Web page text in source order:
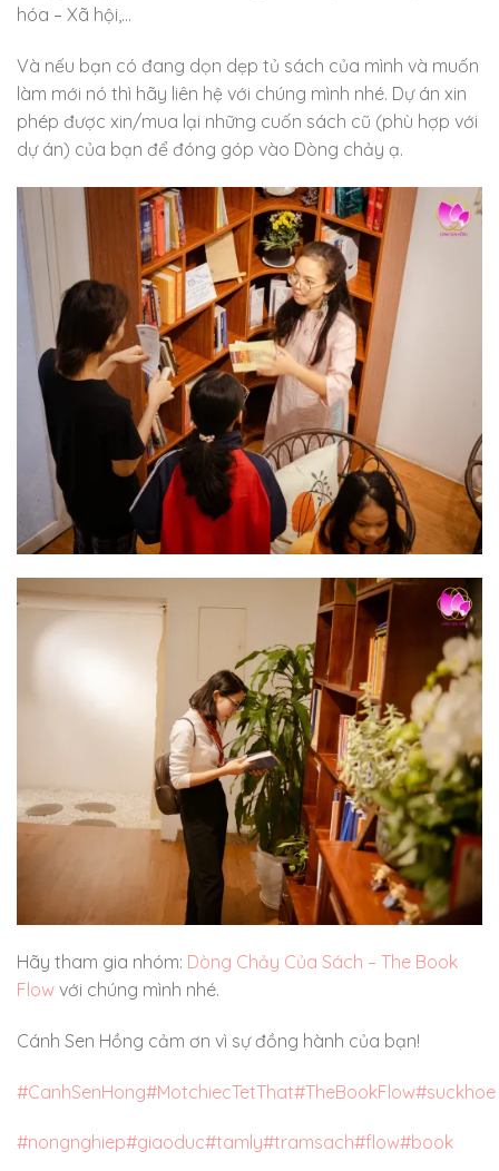
hóa – Xã hội,…
Và nếu bạn có đang dọn dẹp tủ sách của mình và muốn
làm mới nó thì hãy liên hệ với chúng mình nhé. Dự án xin
phép được xin/mua lại những cuốn sách cũ (phù hợp với
dự án) của bạn để đóng góp vào Dòng chảy ạ.
Hãy tham gia nhóm: Dòng Chảy Của Sách – The Book
Flow với chúng mình nhé.
Cánh Sen Hồng cảm ơn vì sự đồng hành của bạn!
#CanhSenHong#MotchiecTetThat#TheBookFlow#suckhoe
#nongnghiep#giaoduc#tamly#tramsach#flow#book